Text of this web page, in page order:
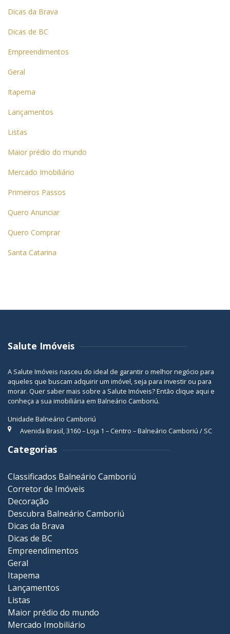
Dicas da Brava
Dicas de BC
Empreendimentos
Geral
Itapema
Lançamentos
Listas
Maior prédio do mundo
Mercado Imobiliário
Primeiros Passos
Quero Anunciar
Quero Comprar
Santa Catarina
Salute Imóveis
A Salute Imóveis nasceu do ideal de garantir o melhor negócio para
aqueles que buscam adquirir um imóvel, seja para investir ou para
morar. Quer saber mais sobre a Salute Imóveis? Então clique aqui e
conheça a sua imobiliária em Balneário Camboriú.
Unidade Balneário Camboriú
Avenida Brasil, 3160 – Loja 1 – Centro – Balneário Camboriú / SC
Categorias
Classificados Balneário Camboriú
Corretor de Imóveis
Decoração
Descubra Balneário Camboriú
Dicas da Brava
Dicas de BC
Empreendimentos
Geral
Itapema
Lançamentos
Listas
Maior prédio do mundo
Mercado Imobiliário